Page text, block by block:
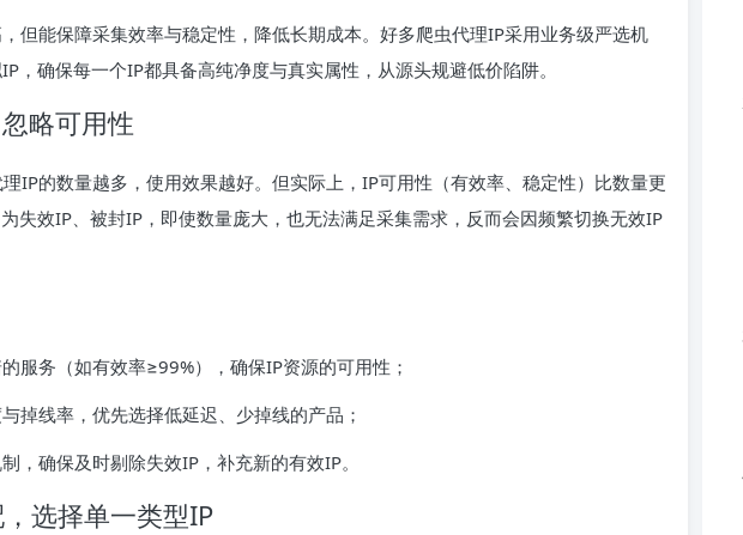
但能保障采集效率与稳定性，降低长期成本。好多爬虫代理IP采用业务级严选机
，确保每一个IP都具备高纯净度与真实属性，从源头规避低价陷阱。
略可用性
IP的数量越多，使用效果越好。但实际上，IP可用性（有效率、稳定性）比数量更
失效IP、被封IP，即使数量庞大，也无法满足采集需求，反而会因频繁切换无效IP
服务（如有效率≥99%），确保IP资源的可用性；
掉线率，优先选择低延迟、少掉线的产品；
，确保及时剔除失效IP，补充新的有效IP。
选择单一类型IP